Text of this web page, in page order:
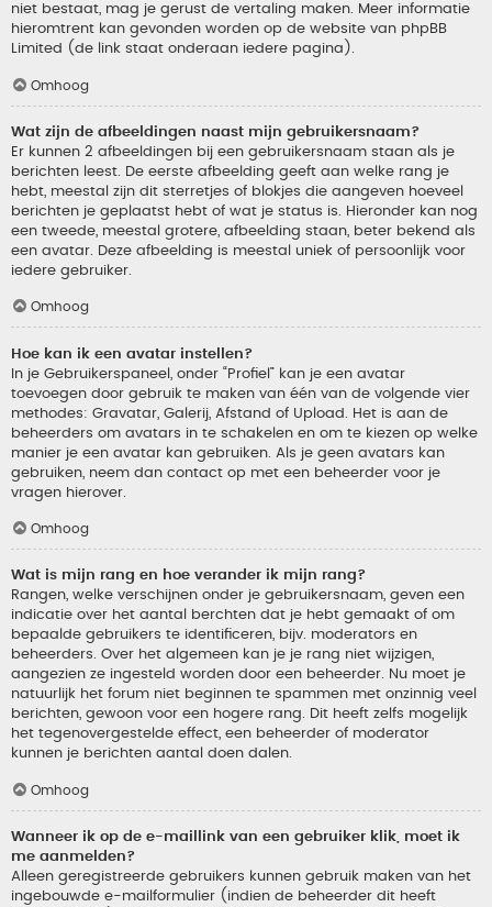
niet bestaat, mag je gerust de vertaling maken. Meer informatie
hieromtrent kan gevonden worden op de website van phpBB
Limited (de link staat onderaan iedere pagina).
Omhoog
Wat zijn de afbeeldingen naast mijn gebruikersnaam?
Er kunnen 2 afbeeldingen bij een gebruikersnaam staan als je
berichten leest. De eerste afbeelding geeft aan welke rang je
hebt, meestal zijn dit sterretjes of blokjes die aangeven hoeveel
berichten je geplaatst hebt of wat je status is. Hieronder kan nog
een tweede, meestal grotere, afbeelding staan, beter bekend als
een avatar. Deze afbeelding is meestal uniek of persoonlijk voor
iedere gebruiker.
Omhoog
Hoe kan ik een avatar instellen?
In je Gebruikerspaneel, onder “Profiel” kan je een avatar
toevoegen door gebruik te maken van één van de volgende vier
methodes: Gravatar, Galerij, Afstand of Upload. Het is aan de
beheerders om avatars in te schakelen en om te kiezen op welke
manier je een avatar kan gebruiken. Als je geen avatars kan
gebruiken, neem dan contact op met een beheerder voor je
vragen hierover.
Omhoog
Wat is mijn rang en hoe verander ik mijn rang?
Rangen, welke verschijnen onder je gebruikersnaam, geven een
indicatie over het aantal berchten dat je hebt gemaakt of om
bepaalde gebruikers te identificeren, bijv. moderators en
beheerders. Over het algemeen kan je je rang niet wijzigen,
aangezien ze ingesteld worden door een beheerder. Nu moet je
natuurlijk het forum niet beginnen te spammen met onzinnig veel
berichten, gewoon voor een hogere rang. Dit heeft zelfs mogelijk
het tegenovergestelde effect, een beheerder of moderator
kunnen je berichten aantal doen dalen.
Omhoog
Wanneer ik op de e-maillink van een gebruiker klik, moet ik
me aanmelden?
Alleen geregistreerde gebruikers kunnen gebruik maken van het
ingebouwde e-mailformulier (indien de beheerder dit heeft